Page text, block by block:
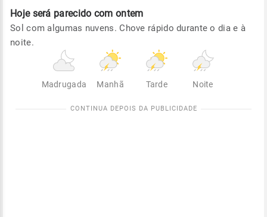
Hoje será parecido com ontem
Sol com algumas nuvens. Chove rápido durante o dia e à
noite.
Madrugada Manhã Tarde Noite